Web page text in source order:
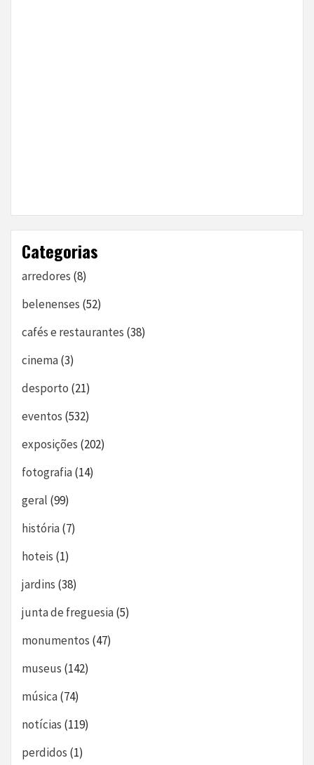
Categorias
arredores (8)
belenenses (52)
cafés e restaurantes (38)
cinema(3)
desporto (21)
eventos (532)
exposições (202)
fotografia(14)
geral (99)
história(7)
hoteis (1)
jardins (38)
junta de freguesia(5)
monumentos (47)
museus (142)
música(74)
notícias (119)
perdidos (1)